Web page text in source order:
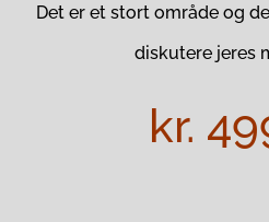
Det er et stort område og
diskutere jeres
kr.